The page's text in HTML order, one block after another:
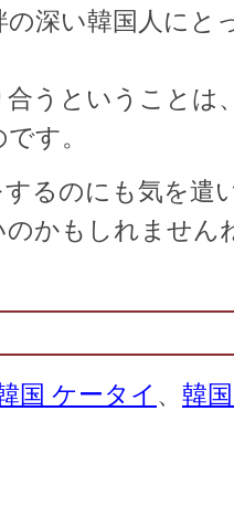
深い韓国人にと
うということは
す。
るのにも気を遣
のかもしれません
国 ケータイ 、 韓